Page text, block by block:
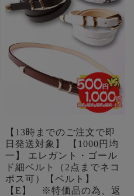
【13時までのご注文で即
日発送対象】 【1000円均
一】 エレガント・ゴール
ド細ベルト（2点までネコ
ポス可）【ベルト】
【E】 ※特価品の為、返